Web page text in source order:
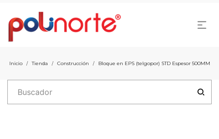
Inicio / Tienda / Construcción / Bloque en EPS (telgopor) STD Espesor 500MM